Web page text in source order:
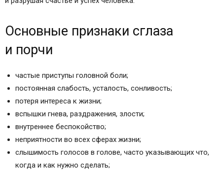
Основные признаки сглаза
и порчи
частые приступы головной боли;
постоянная слабость, усталость, сонливость;
потеря интереса к жизни;
вспышки гнева, раздражения, злости;
внутреннее беспокойство;
неприятности во всех сферах жизни;
слышимость голосов в голове, часто указывающих что,
когда и как нужно сделать;